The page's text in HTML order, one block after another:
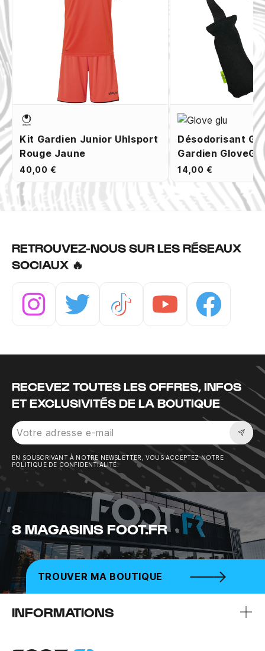
Kit Gardien Junior Uhlsport
Rouge Jaune
40,00 €
Désodorisant
Gardien
14,00 €
RETROUVEZ-NOUS SUR LES RÉSEAUX
SOCIAUX 🔥
RECEVEZ TOUTES LES OFFRES, INFOS
ET EXCLUSIVITÉS DE LA BOUTIQUE
EN SOUSCRIVANT À NOTRE NEWSLETTER, VOUS ACCEPTEZ NOTRE
POLITIQUE DE CONFIDENTIALITÉ.
8 MAGASINS FOOT.FR
TROUVER MA BOUTIQUE
INFORMATIONS